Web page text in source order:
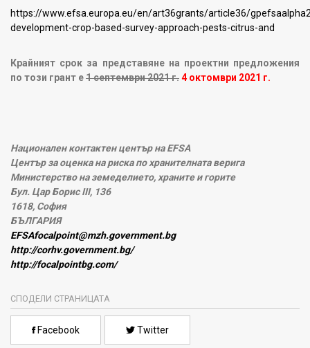
https://www.efsa.europa.eu/en/art36grants/article36/
development-crop-based-survey-approach-pests-citrus-and
Крайният срок за представяне на проектни предложения
по този грант е1 септември 2021 г.4 октомври 2021 г.
Национален контактен център на EFSA
Център за оценка на риска по хранителната верига
Министерство на земеделието, храните и горите
Бул. Цар Борис III, 136
1618, София
БЪЛГАРИЯ
EFSAfocalpoint@mzh.government.bg
http://corhv.government.bg/
http://focalpointbg.com/
СПОДЕЛИ СТРАНИЦАТА
Facebook Twitter